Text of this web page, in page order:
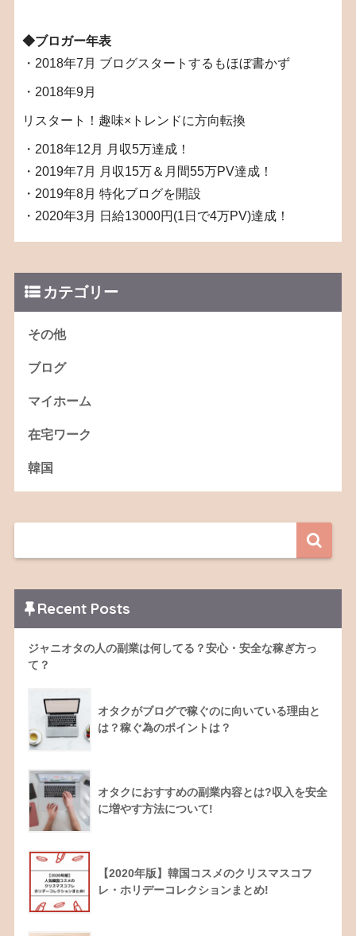
◆ブロガー年表
・2018年7月 ブログスタートするもほぼ書かず
・2018年9月
リスタート！趣味×トレンドに方向転換
・2018年12月 月収5万達成！
・2019年7月 月収15万＆月間55万PV達成！
・2019年8月 特化ブログを開設
・2020年3月 日給13000円(1日で4万PV)達成！
カテゴリー
その他
ブログ
マイホーム
在宅ワーク
韓国
Recent Posts
ジャニオタの人の副業は何してる？安心・安全な稼ぎ方っ
て？
オタクがブログで稼ぐのに向いている理由と
は？稼ぐ為のポイントは？
オタクにおすすめの副業内容とは?収入を安全
に増やす方法について!
【2020年版】韓国コスメのクリスマスコフ
レ・ホリデーコレクションまとめ!